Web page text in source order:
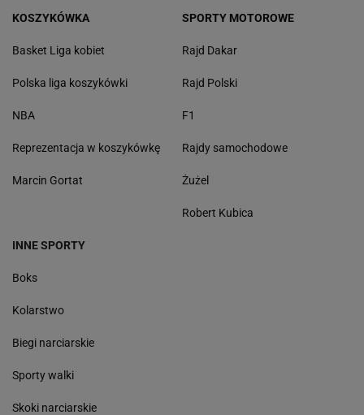
KOSZYKÓWKA
Basket Liga kobiet
Polska liga koszykówki
NBA
Reprezentacja w koszykówkę
Marcin Gortat
SPORTY MOTOROWE
Rajd Dakar
Rajd Polski
F1
Rajdy samochodowe
Żużel
Robert Kubica
INNE SPORTY
Boks
Kolarstwo
Biegi narciarskie
Sporty walki
Skoki narciarskie